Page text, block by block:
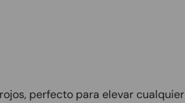
perfecto para elevar cualquier